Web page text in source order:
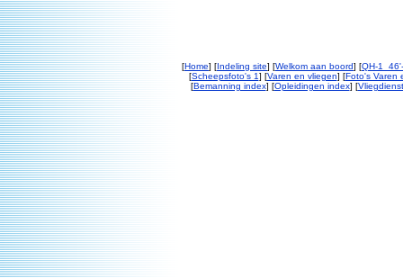
[Home] [Indeling site] [Welkom aan boord] [QH-1
[Scheepsfoto's 1] [Varen en vliegen] [Foto's Varen
[Bemanning index] [Opleidingen index] [